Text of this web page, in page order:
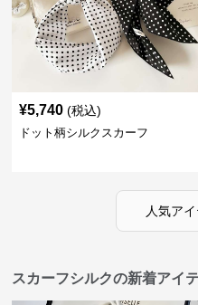
¥5,740 (税込)
ドット柄シルクスカーフ
人気ア
スカーフシルクの新着アイ